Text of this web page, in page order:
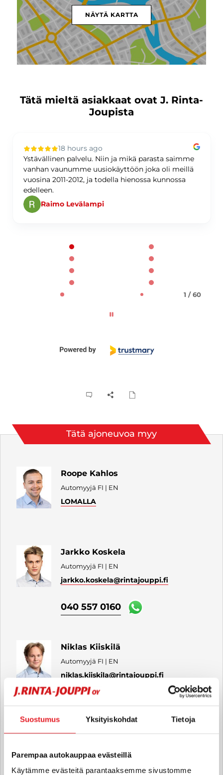
Suostumus Yksityiskohdat Tietoja
Parempaa autokauppaa evästeillä
Käytämme evästeitä parantaaksemme sivustomme
NÄYTÄ KARTTA
Tätä mieltä asiakkaat ovat J. Rinta-
Joupista
18 hours ago
Ystävällinen palvelu. Niin ja mikä parasta saimme
vanhan vaunumme uusiokäyttöön joka oli meillä
vuosina 2011-2012, ja todella hienossa kunnossa
edelleen.
Raimo Levälampi
1 / 60
Tätä ajoneuvoa myy
Roope Kahlos
Automyyjä FI | EN
LOMALLA
Jarkko Koskela
Automyyjä FI | EN
jarkko.koskela@rintajouppi.fi
040 557 0160
Niklas Kiiskilä
Automyyjä FI | EN
niklas.kiiskila@rintajouppi.fi
Automyyjä FI
anton.laikola@rintajouppi.fi